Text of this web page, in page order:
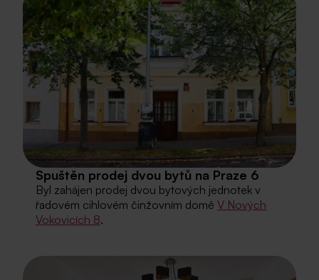
Spuštěn prodej dvou bytů na Praze 6
Byl zahájen prodej dvou bytových jednotek v
řadovém cihlovém činžovním domě V Nových
Vokovicích 8.